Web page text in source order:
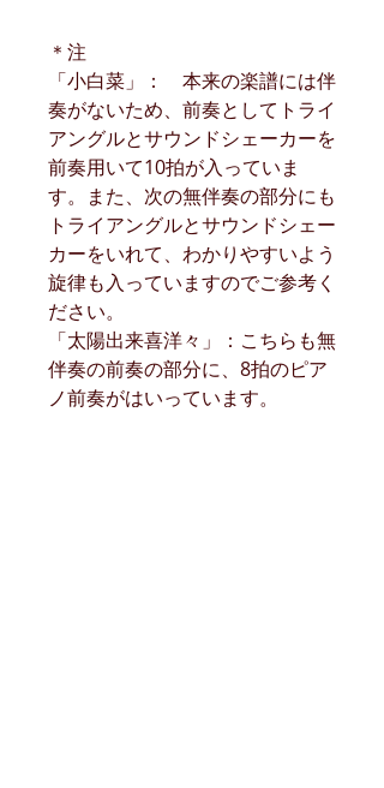
＊注
「小白菜」： 本来の楽譜には伴
奏がないため、前奏としてトライ
アングルとサウンドシェーカーを
前奏用いて10拍が入っていま
す。また、次の無伴奏の部分にも
トライアングルとサウンドシェー
カーをいれて、わかりやすいよう
旋律も入っていますのでご参考く
ださい。
「太陽出来喜洋々」：こちらも無
伴奏の前奏の部分に、8拍のピア
ノ前奏がはいっています。